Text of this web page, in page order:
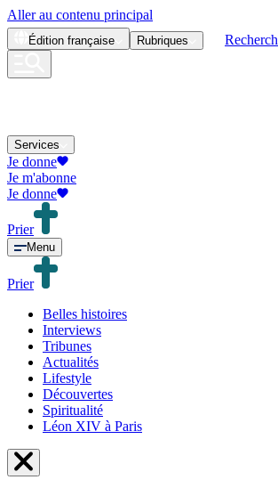
Aller au contenu principal
Édition française Rubriques
Services
Je donne
Je m'abonne
Je donne
Prier
Menu
Prier
Belles histoires
Interviews
Tribunes
Actualités
Lifestyle
Découvertes
Spiritualité
Léon XIV à Paris